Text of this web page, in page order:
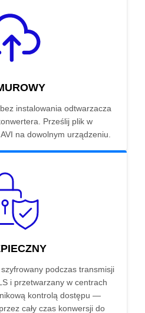
instalowania odtwarzacza
Prześlij plik w
na dowolnym urządzeniu.
podczas transmisji
i przetwarzany w centrach
kontrolą dostępu —
cały czas konwersji do